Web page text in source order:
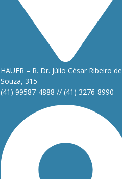
HAUER – R. Dr. Júlio César Ribeiro de
Souza, 315
(41) 99587-4888 // (41) 3276-8990